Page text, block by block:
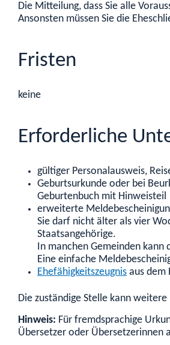
Die Mitteilung, dass Sie alle
Ansonsten müssen Sie die
Fristen
keine
Erforderliche
gültiger Personalausweis,
Geburtsurkunde oder bei
Geburtenbuch mit Hinweisteil
erweiterte
Sie darf nicht älter als vier
Staatsangehörige.
In manchen Gemeinden
Eine einfache
Ehefähigkeitszeugnis aus dem
Die zuständige Stelle kann
Hinweis: Für fremdsprachige
Übersetzer oder Übersetzerinnen